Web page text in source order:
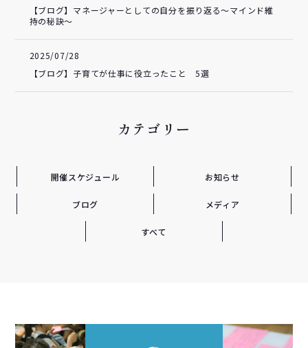
【ブログ】マネージャーとしての自分を振り返る～マインド維
持の秘訣～
2025/07/28
【ブログ】子育てが仕事に役立ったこと 5選
カテゴリー
開催スケジュール お知らせ
ブログ メディア
すべて